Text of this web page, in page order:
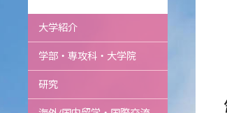
大学紹介
学部・専攻科・大学院
研究